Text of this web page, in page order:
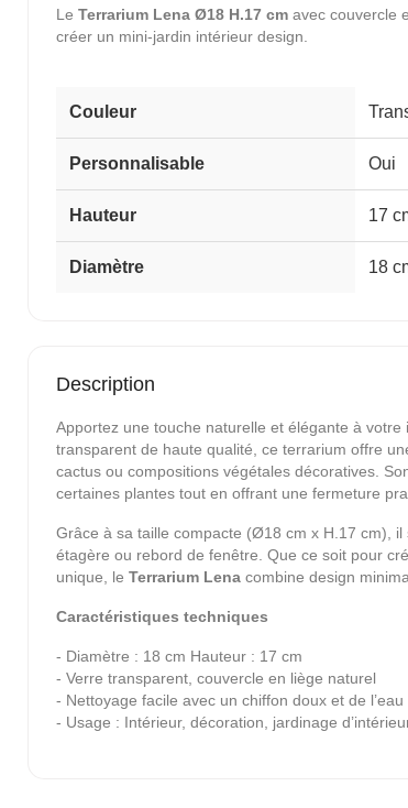
Le Terrarium Lena Ø18 H.17 cm avec couvercle
créer un mini-jardin intérieur design.
Couleur
Personnalisable Oui
Hauteur 17
Diamètre 18
Description
Apportez une touche naturelle et élégante à votre
transparent de haute qualité, ce terrarium offre
cactus ou compositions végétales décoratives.
certaines plantes tout en offrant une fermeture
Grâce à sa taille compacte (Ø18 cm x H.17 cm), il
étagère ou rebord de fenêtre. Que ce soit pour
unique, le Terrarium Lena combine design
Caractéristiques techniques
- Diamètre : 18 cm Hauteur : 17 cm
- Verre transparent, couvercle en liège naturel
- Nettoyage facile avec un chiffon doux et de l’eau
- Usage : Intérieur, décoration, jardinage